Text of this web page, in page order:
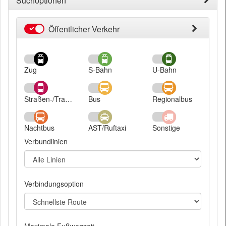
Öffentlicher
Öffentlicher Verkehr
Zug S-Bahn U-Bahn
Straßen-/Trambahn Bus Regionalbus
Nachtbus AST/Ruftaxi
Sonstige
Verbundlinien
Verbindungsoption